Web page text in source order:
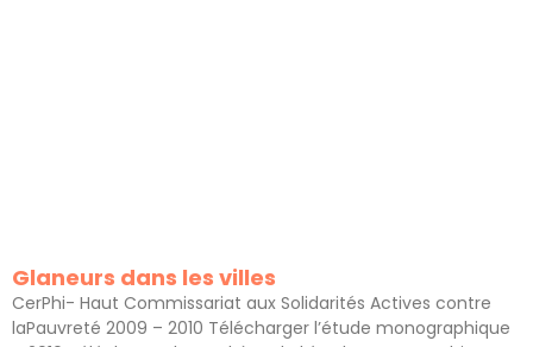
Glaneurs dans les villes
CerPhi- Haut Commissariat aux Solidarités Actives contre
laPauvreté 2009 – 2010 Télécharger l’étude monographique